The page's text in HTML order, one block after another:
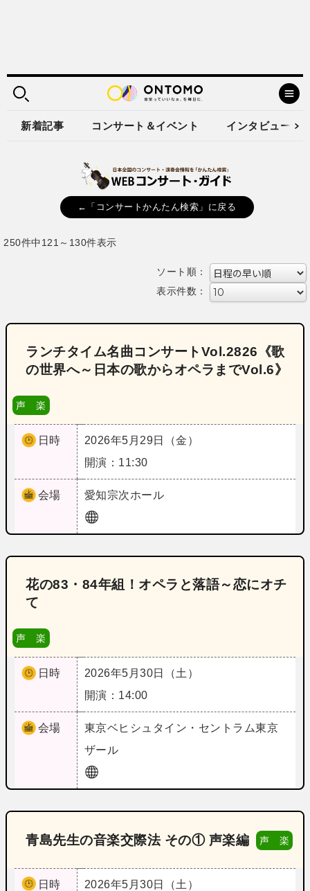
新着記事 コンサート＆イベント インタビュー
←「コンサートかんたん検索」に戻る
250件中121～130件表示
ソート順：
表示件数：
ランチタイム名曲コンサートVol.2826《歌
の世界へ～日本の歌からオペラまでVol.6》
声 楽
日時
2026年5月29日（金）
開演：11:30
会場 愛知宗次ホール
花の83・84年組！オペラと落語～恋にオチ
て
声 楽
日時
2026年5月30日（土）
開演：14:00
会場 東京ベヒシュタイン・セントラム東京
ザール
青島先生の音楽交際法 その① 声楽編 声 楽
日時
2026年5月30日（土）